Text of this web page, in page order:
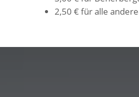
2,50 € für alle